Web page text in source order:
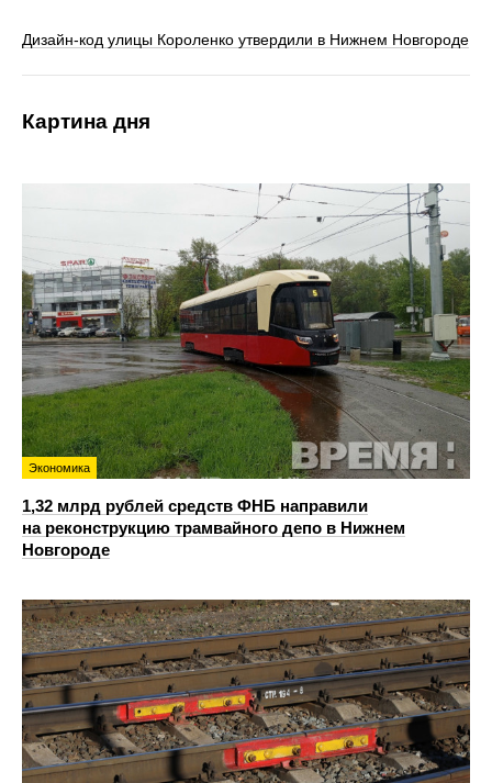
Дизайн-код улицы Короленко утвердили в Нижнем Новгороде
Картина дня
Экономика
1,32 млрд рублей средств ФНБ направили
на реконструкцию трамвайного депо в Нижнем
Новгороде